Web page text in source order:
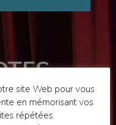
site Web pour vous
en mémorisant vos
répétées.